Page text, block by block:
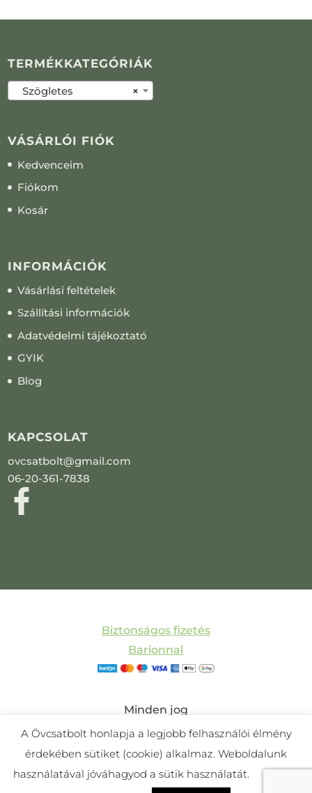
TERMÉKKATEGÓRIÁK
×
Szögletes
VÁSÁRLÓI FIÓK
Kedvenceim
Fiókom
Kosár
INFORMÁCIÓK
Vásárlási feltételek
Szállítási információk
Adatvédelmi tájékoztató
GYIK
Blog
KAPCSOLAT
ovcsatbolt@gmail.com
06-20-361-7838
Biztonságos fizetés
Barionnal
Minden jog
fenntartva! © 2011-
2025 Övcsatbolt |
Készítette: Mira
Webdesign és
A Övcsatbolt honlapja a legjobb felhasználói élmény
érdekében sütiket (cookie) alkalmaz. Weboldalunk
használatával jóváhagyod a sütik használatát.
Cookie